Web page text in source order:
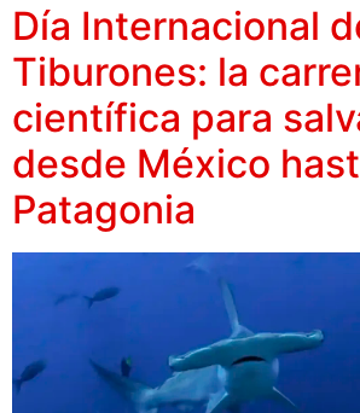
Día Internacional
Tiburones: la
científica para
desde México
Patagonia